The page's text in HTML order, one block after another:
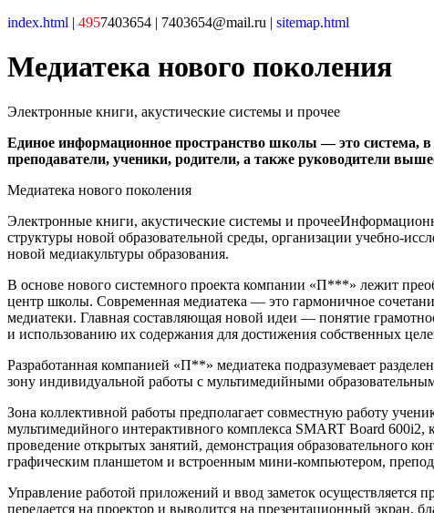
index.html | 4957403654 | 7403654@mail.ru | sitemap.html
Медиатека нового поколения
Электронные книги, акустические системы и прочее
Единое информационное пространство школы — это система,
преподаватели, ученики, родители, а также руководители
Медиатека нового поколения
Электронные книги, акустические системы и
структуры новой образовательной среды, организации учебно-
новой медиакультуры образования.
В основе нового системного проекта компании «П***» лежит
центр школы. Современная медиатека — это гармоничное
медиатеки. Главная составляющая новой идеи — понятие
и использованию их содержания для достижения собственных
Разработанная компанией «П**» медиатека подразумевает
зону индивидуальной работы с мультимедийными
Зона коллективной работы предполагает совместную работу
мультимедийного интерактивного комплекса SMART Board
проведение открытых занятий, демонстрация образовательного
графическим планшетом и встроенным мини-компьютером,
Управление работой приложений и ввод заметок осуществляется
передается на проектор и выводится на презентационный экран,